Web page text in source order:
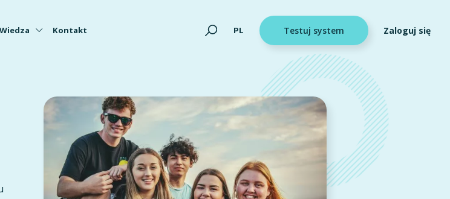
Wiedza Kontakt PL Testuj system Zaloguj się